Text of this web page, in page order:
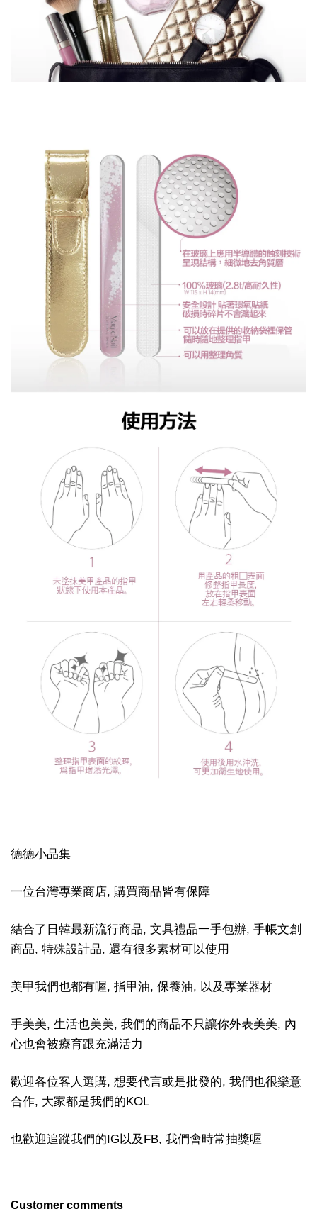
德德小品集
一位台灣專業商店, 購買商品皆有保障
結合了日韓最新流行商品, 文具禮品一手包辦, 手帳文創
商品, 特殊設計品, 還有很多素材可以使用
美甲我們也都有喔, 指甲油, 保養油, 以及專業器材
手美美, 生活也美美, 我們的商品不只讓你外表美美, 內
心也會被療育跟充滿活力
歡迎各位客人選購, 想要代言或是批發的, 我們也很樂意
合作, 大家都是我們的KOL
也歡迎追蹤我們的IG以及FB, 我們會時常抽獎喔
Customer comments